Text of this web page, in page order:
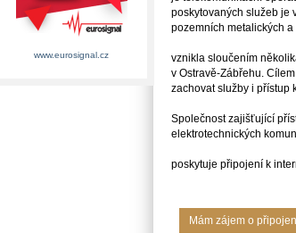
poskytovaných služeb je
pozemních metalických a
vznikla sloučením
v Ostravě-Zábřehu.
zachovat služby i přístup
Společnost zajišťující
elektrotechnických
poskytuje připojení k
Mám zájem o
www.eurosignal.cz